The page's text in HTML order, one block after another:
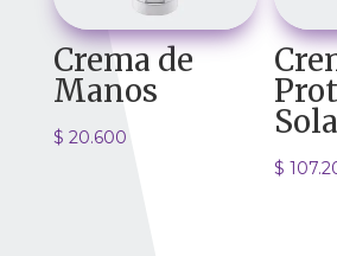
Crema de
Manos
$ 20.600
$